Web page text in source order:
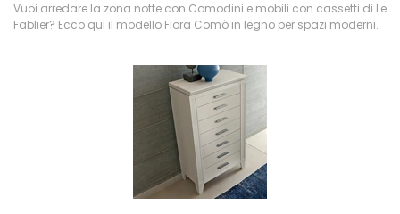
Vuoi arredare la zona notte con Comodini e mobili con cassetti di Le
Fablier? Ecco qui il modello Flora Comò in legno per spazi moderni.